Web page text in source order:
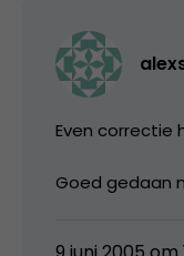
Even correctie
Goed gedaan